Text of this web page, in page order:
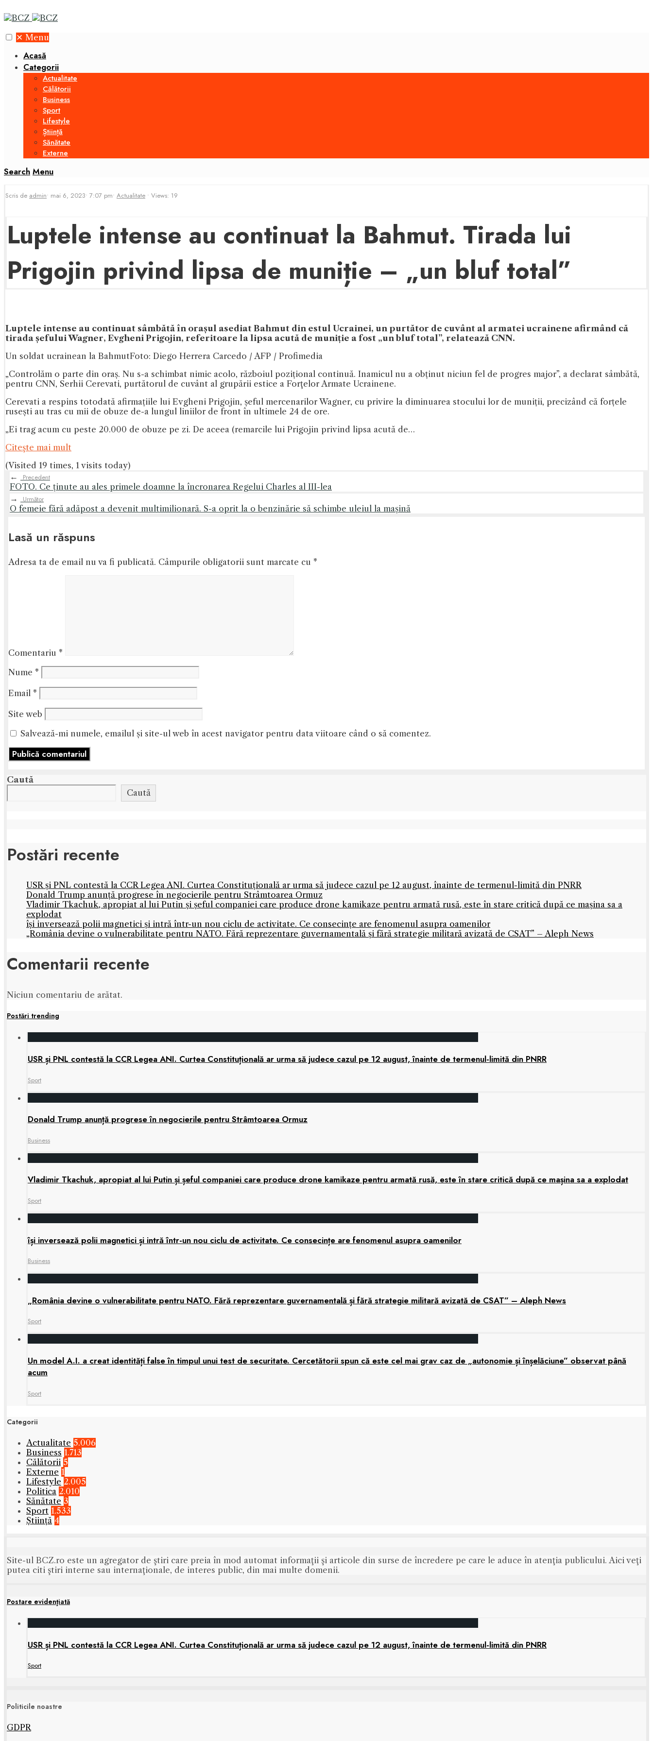
✕ Menu
Acasă
Categorii
Actualitate
Călătorii
Business
Sport
Lifestyle
Știință
Sănătate
Externe
Search Menu
Scris de admin• mai 6, 2023• 7:07 pm• Actualitate • Views: 19
Luptele intense au continuat la Bahmut. Tirada lui
Prigojin privind lipsa de muniție – „un bluf total”
Luptele intense au continuat sâmbătă în orașul asediat Bahmut din estul Ucrainei, un purtător de cuvânt al armatei ucrainene afirmând că
tirada șefului Wagner, Evgheni Prigojin, referitoare la lipsa acută de muniție a fost „un bluf total”, relatează CNN.
Un soldat ucrainean la BahmutFoto: Diego Herrera Carcedo / AFP / Profimedia
„Controlăm o parte din oraș. Nu s-a schimbat nimic acolo, războiul pozițional continuă. Inamicul nu a obținut niciun fel de progres major”, a declarat sâmbătă,
pentru CNN, Serhii Cerevati, purtătorul de cuvânt al grupării estice a Forţelor Armate Ucrainene.
Cerevati a respins totodată afirmațiile lui Evgheni Prigojin, șeful mercenarilor Wagner, cu privire la diminuarea stocului lor de muniții, precizând că forțele
rusești au tras cu mii de obuze de-a lungul liniilor de front în ultimele 24 de ore.
„Ei trag acum cu peste 20.000 de obuze pe zi. De aceea (remarcile lui Prigojin privind lipsa acută de…
Citeşte mai mult
(Visited 19 times, 1 visits today)
←
Precedent
FOTO. Ce ținute au ales primele doamne la încronarea Regelui Charles al III-lea
→
Următor
O femeie fără adăpost a devenit multimilionară. S-a oprit la o benzinărie să schimbe uleiul la mașină
Lasă un răspuns
Adresa ta de email nu va fi publicată. Câmpurile obligatorii sunt marcate cu *
Comentariu *
Nume *
Email *
Site web
Salvează-mi numele, emailul și site-ul web în acest navigator pentru data viitoare când o să comentez.
Caută
Caută
Postări recente
USR și PNL contestă la CCR Legea ANI. Curtea Constituțională ar urma să judece cazul pe 12 august, înainte de termenul-limită din PNRR
Donald Trump anunță progrese în negocierile pentru Strâmtoarea Ormuz
Vladimir Tkachuk, apropiat al lui Putin și șeful companiei care produce drone kamikaze pentru armată rusă, este în stare critică după ce mașina sa a
explodat
își inversează polii magnetici și intră într-un nou ciclu de activitate. Ce consecințe are fenomenul asupra oamenilor
„România devine o vulnerabilitate pentru NATO. Fără reprezentare guvernamentală și fără strategie militară avizată de CSAT” – Aleph News
Comentarii recente
Niciun comentariu de arătat.
Postări trending
USR și PNL contestă la CCR Legea ANI. Curtea Constituțională ar urma să judece cazul pe 12 august, înainte de termenul-limită din PNRR
Sport
Donald Trump anunță progrese în negocierile pentru Strâmtoarea Ormuz
Business
Vladimir Tkachuk, apropiat al lui Putin și șeful companiei care produce drone kamikaze pentru armată rusă, este în stare critică după ce mașina sa a explodat
Sport
își inversează polii magnetici și intră într-un nou ciclu de activitate. Ce consecințe are fenomenul asupra oamenilor
Business
„România devine o vulnerabilitate pentru NATO. Fără reprezentare guvernamentală și fără strategie militară avizată de CSAT” – Aleph News
Sport
Un model A.I. a creat identități false în timpul unui test de securitate. Cercetătorii spun că este cel mai grav caz de „autonomie și înșelăciune” observat până
acum
Sport
Categorii
Actualitate 5.006
Business 1.713
Călătorii 5
Externe 1
Lifestyle 2.005
Politica 2.010
Sănătate 3
Sport 1.533
Știință 4
Site-ul BCZ.ro este un agregator de ştiri care preia în mod automat informaţii şi articole din surse de încredere pe care le aduce în atenţia publicului. Aici veţi
putea citi ştiri interne sau internaţionale, de interes public, din mai multe domenii.
Postare evidenţiată
USR și PNL contestă la CCR Legea ANI. Curtea Constituțională ar urma să judece cazul pe 12 august, înainte de termenul-limită din PNRR
Sport
Politicile noastre
GDPR